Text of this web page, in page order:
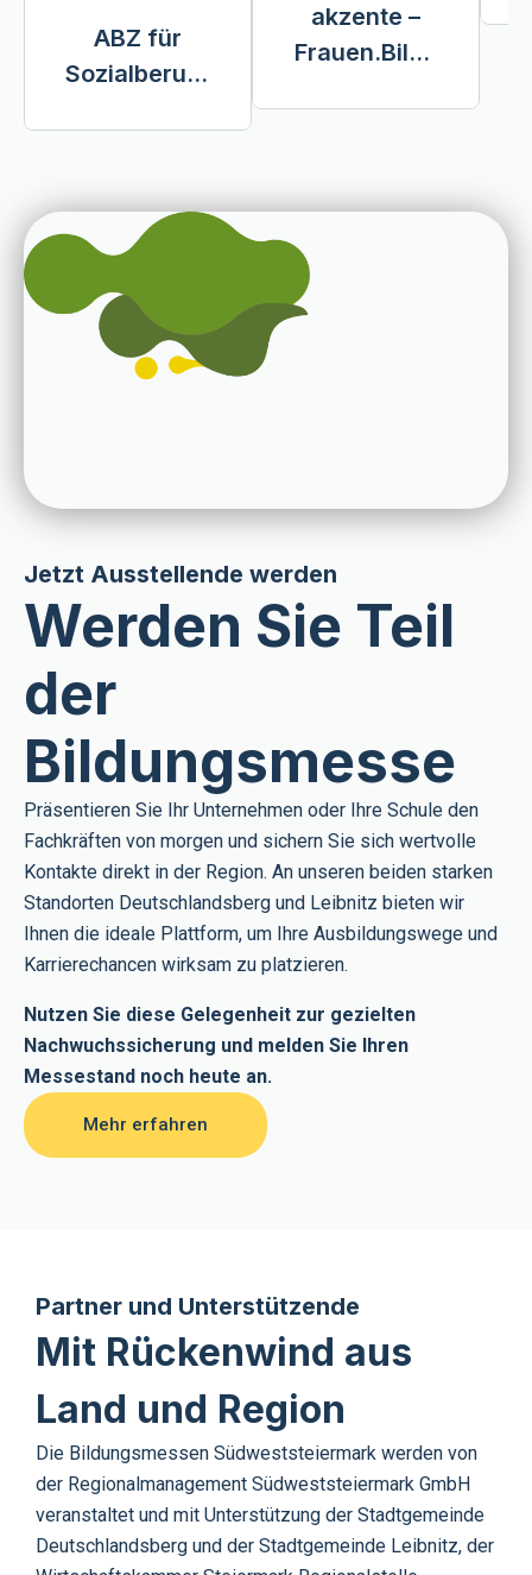
ABZ für
Sozialberufe
akzente –
Frauen.Bildu
Jetzt Ausstellende werden
Werden Sie Teil
der
Bildungsmesse
Präsentieren Sie Ihr Unternehmen oder Ihre Schule den
Fachkräften von morgen und sichern Sie sich wertvolle
Kontakte direkt in der Region. An unseren beiden starken
Standorten Deutschlandsberg und Leibnitz bieten wir
Ihnen die ideale Plattform, um Ihre Ausbildungswege und
Karrierechancen wirksam zu platzieren.
Nutzen Sie diese Gelegenheit zur gezielten
Nachwuchssicherung und melden Sie Ihren
Messestand noch heute an.
Mehr erfahren
Partner und Unterstützende
Mit Rückenwind aus
Land und Region
Die Bildungsmessen Südweststeiermark werden von
der Regionalmanagement Südweststeiermark GmbH
veranstaltet und mit Unterstützung der Stadtgemeinde
Deutschlandsberg und der Stadtgemeinde Leibnitz, der